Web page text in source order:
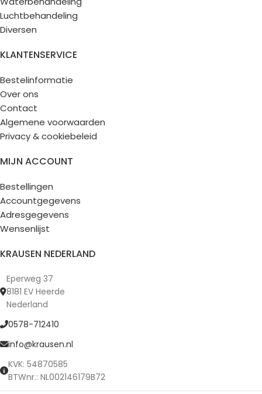
Luchtbehandeling
Diversen
KLANTENSERVICE
Bestelinformatie
Over ons
Contact
Algemene voorwaarden
Privacy & cookiebeleid
MIJN ACCOUNT
Bestellingen
Accountgegevens
Adresgegevens
Wensenlijst
KRAUSEN NEDERLAND
Eperweg 37
8181 EV Heerde
Nederland
0578-712410
info@krausen.nl
KVK: 54870585
BTWnr.: NL002146179B72